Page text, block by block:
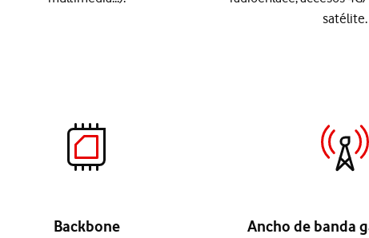
satélite.
Backbone Ancho de banda